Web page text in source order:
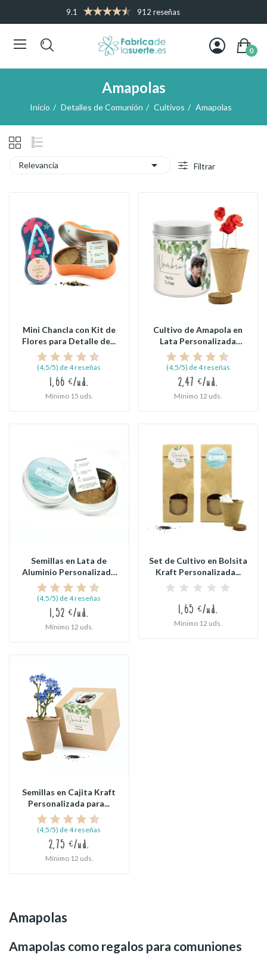
9.1 912 reseñas
0
Amapolas
Inicio Detalles de Comunión Cultivos Amapolas
Relevancia  Filtrar
Mini Chancla con Kit de
Flores para Detalle de...
(4,5/5) de 4 reseñas
1,66 €/ud.
Mínimo 15 uds.
Cultivo de Amapola en
Lata Personalizada
para...
(4,5/5) de 4 reseñas
2,47 €/ud.
Mínimo 12 uds.
Semillas en Lata de
Aluminio Personalizada
para...
(4,5/5) de 4 reseñas
1,52 €/ud.
Mínimo 12 uds.
Set de Cultivo en Bolsita
Kraft Personalizada...
1,65 €/ud.
Mínimo 12 uds.
Semillas en Cajita Kraft
Personalizada para...
(4,5/5) de 4 reseñas
2,75 €/ud.
Mínimo 12 uds.
Amapolas
Amapolas como regalos para comuniones